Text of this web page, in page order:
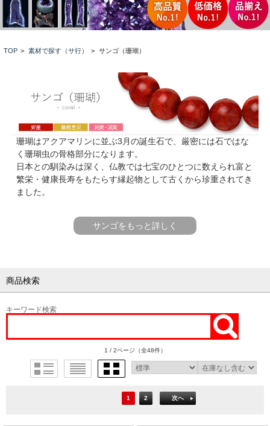
TOP > 素材で探す（サ行） > サンゴ（珊瑚）
珊瑚はアクアマリンに並ぶ3月の誕生石で、厳密には石ではな
く珊瑚虫の骨格部分になります。
日本との馴染みは深く、仏教では七宝のひとつに数えられ富と
繁栄・健康長寿をもたらす縁起物として古くから珍重されてき
ました。
サンゴをもっと詳しく
商品検索
キーワード検索
1 / 2ページ （全48件）
1 2 次へ